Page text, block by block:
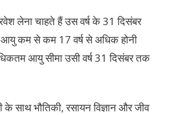
लेना चाहते हैं उस वर्ष के 31 दिसंबर
आयु कम से कम 17 वर्ष से अधिक होनी
आयु सीमा उसी वर्ष 31 दिसंबर तक
के साथ भौतिकी, रसायन विज्ञान और जीव